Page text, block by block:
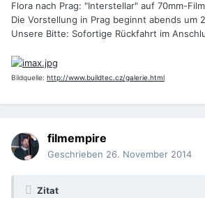
Flora nach Prag: "Interstellar" auf 70mm-
Die Vorstellung in Prag beginnt abends um
Unsere Bitte: Sofortige Rückfahrt im
Bildquelle: http://www.buildtec.cz/galerie.html
filmempire
Geschrieben 26. November 2014
Zitat